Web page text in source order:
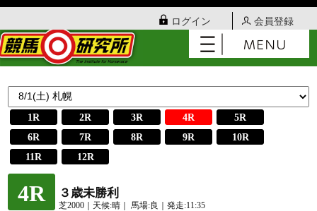
ログイン 会員登録
1R 2R 3R 4R
5R
6R
7R 8R 9R
10R
11R
12R
4R ３歳未勝利
芝2000｜天候:晴｜ 馬場:良｜発走:11:35